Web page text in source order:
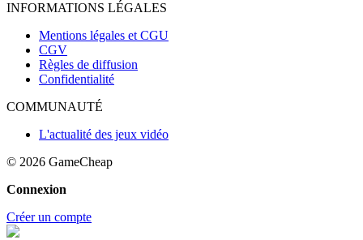
INFORMATIONS LÉGALES
Mentions légales et CGU
CGV
Règles de diffusion
Confidentialité
COMMUNAUTÉ
L'actualité des jeux vidéo
© 2026 GameCheap
Connexion
Créer un compte